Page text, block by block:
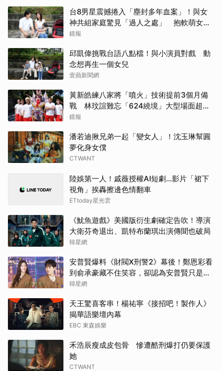
其他
柳樂
高允
台8男星震撼捲入「塵封多年血案」！與女
神共組家庭驚見「過人之處」 抱軟萌女娃
動念再拚一胎
鏡報
邱凱偉挑戰台語八點檔！與小演員對戲 動
念想再生一個女兒
壹蘋新聞網
黃新皓練八家將「噴火」技術提前3個月備
戰 林玟誼難忘「624繞境」大型場面超震
撼
鏡報
潘若迪揪兄弟一起「變女人」！沈玉琳幫圓
夢化身女僕
CTWANT
陸娛第一人！戚薇授權AI短劇…影片「裙下
視角」挨轟擦邊色情翻車
ETtoday星光雲
《魷魚遊戲》美國版衍生劇確定告吹！導演
大衛芬奇退出、凱特布蘭琪出演傳聞也破局
韓星網
安普賢爆料《財閥X刑警2》幕後！鄭恩彩看
到俞承豪藏不住笑容，卻認為安普賢只是
「搞笑男」
韓星網
天王驚喜客串！楊祐寧《接招吧！製作人》
揭華語樂壇內幕
EBC 東森娛樂
禾浩辰瘦成皮包骨 慘遭酷刑爆打仍要保護
她
CTWANT